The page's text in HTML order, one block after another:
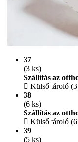
37
(3 ks)
Szállítás az
Külső tároló
38
(6 ks)
Szállítás az
Külső tároló
39
(5 ks)